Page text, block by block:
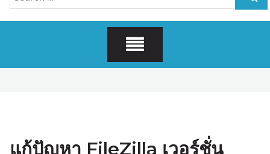
for:
แก้ปัญหา FileZilla เวอร์ชั่น